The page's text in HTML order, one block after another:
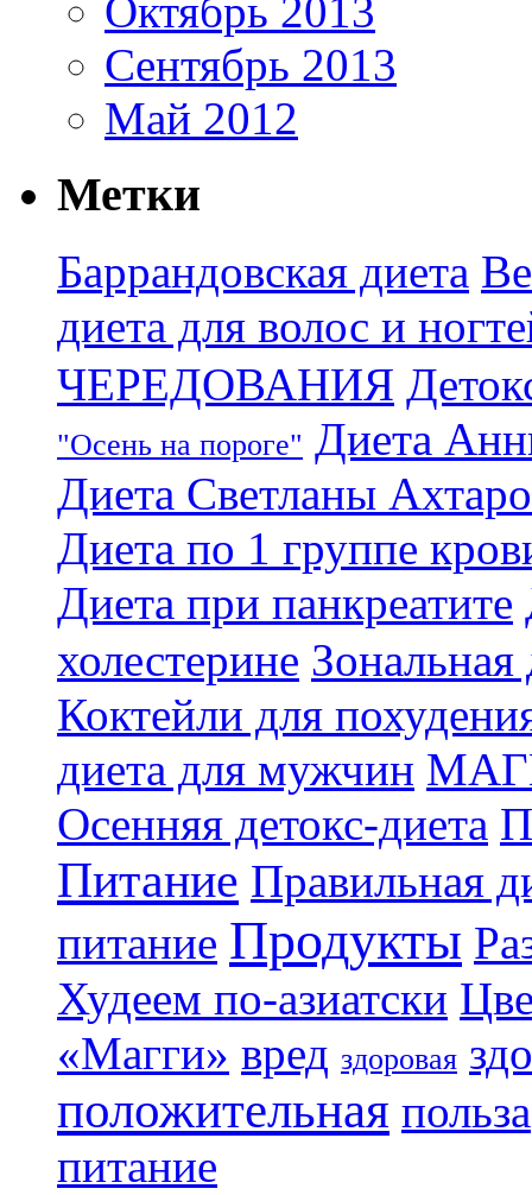
Октябрь 2013
Сентябрь 2013
Май 2012
Метки
Баррандовская диета
диета для волос и
ЧЕРЕДОВАНИЯ
"Осень на пороге" Диета
Диета Светланы
Диета по 1 группе
Диета при панкреатите
холестерине Зональная
Коктейли для
диета для мужчин
Осенняя детокс-диета
Питание Правильная
питание Продукты
Худеем по-азиатски
«Магги» вред здоровая
положительная польза
питание